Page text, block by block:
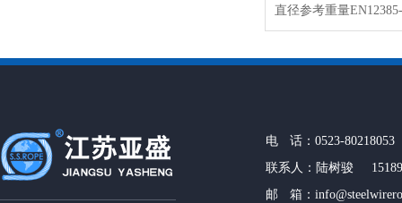
电 话：0523-80218053
联系人：陆树骏
邮 箱：